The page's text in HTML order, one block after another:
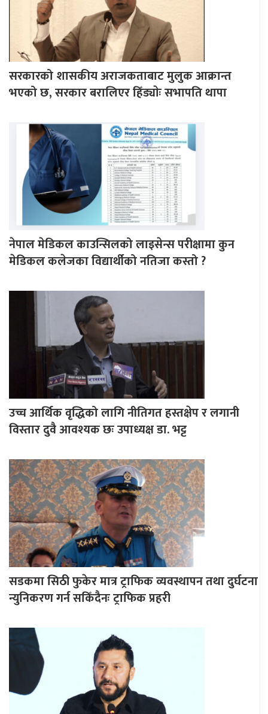
सरकारको शासकीय अराजकताबाट मुलुक आक्रान्त
भएको छ, सरकार बरालिएर हिँड्याेः सभापति थापा
नेपाल मेडिकल काउन्सिलको लाइसेन्स परीक्षामा कुन
मेडिकल कलेजका विद्यार्थीको नतिजा कस्तो ?
उच्च आर्थिक वृद्धिको लागि नीतिगत हस्तक्षेप र लगानी
विस्तार दुवै आवश्यक छः उपाध्यक्ष डा. भट्ट
सडकमा सिठी फुकेर मात्र ट्राफिक व्यवस्थापन तथा दुर्घटना
न्युनिकरण गर्न सकिँदैनः ट्राफिक प्रहरी